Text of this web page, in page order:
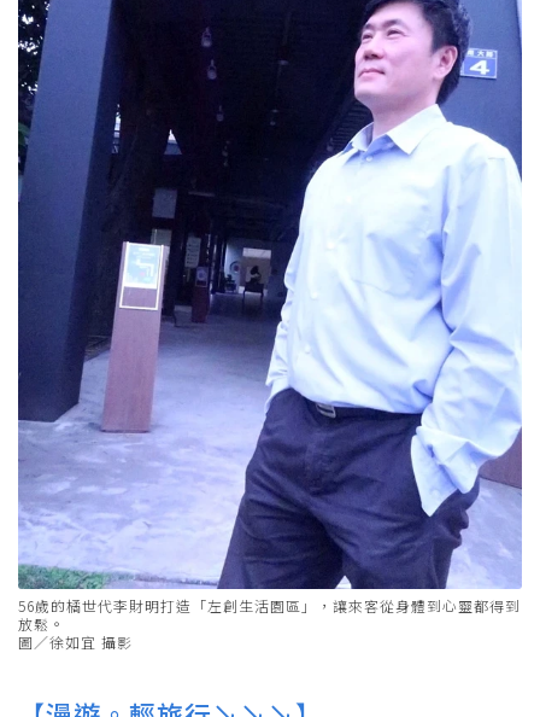
56歲的橘世代李財明打造「左創生活園區」，讓來客從身體到心靈都得到
放鬆。
圖／徐如宜 攝影